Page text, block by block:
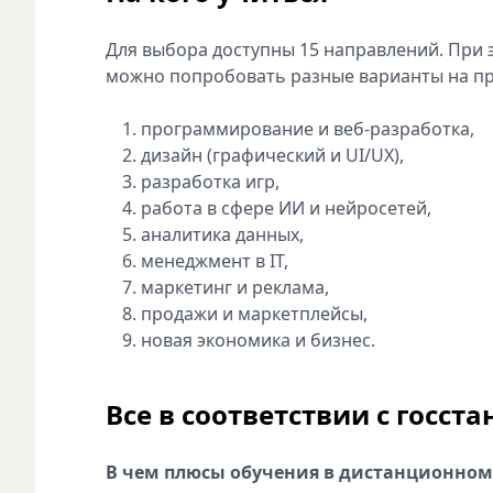
Для выбора доступны 15 направлений. При
можно попробовать разные варианты на
программирование и веб-разработка,
дизайн (графический и UI/UX),
разработка игр,
работа в сфере ИИ и нейросетей,
аналитика данных,
менеджмент в IT,
маркетинг и реклама,
продажи и маркетплейсы,
новая экономика и бизнес.
Все в соответствии с
В чем плюсы обучения в